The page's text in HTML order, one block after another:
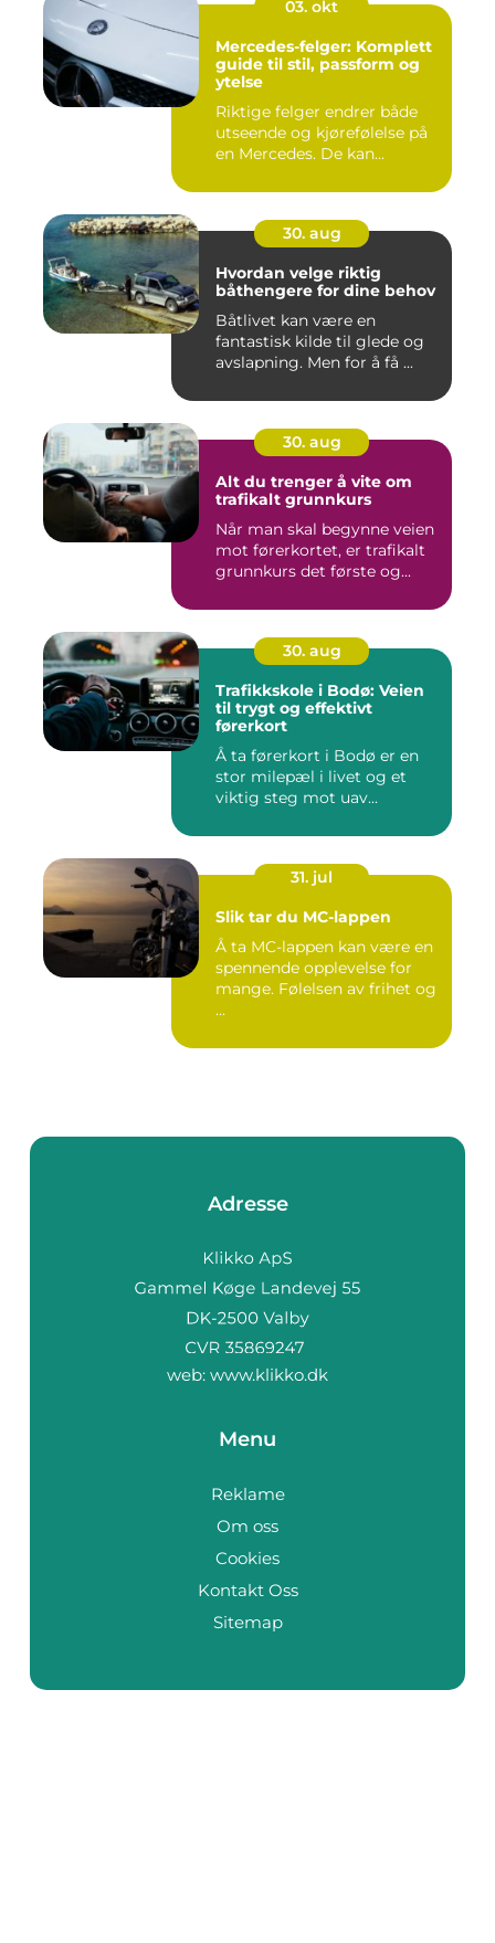
03. okt
Mercedes-felger: Komplett
guide til stil, passform og
ytelse
Riktige felger endrer både
utseende og kjørefølelse på
en Mercedes. De kan...
30. aug
Hvordan velge riktig
båthengere for dine behov
Båtlivet kan være en
fantastisk kilde til glede og
avslapning. Men for å få ...
30. aug
Alt du trenger å vite om
trafikalt grunnkurs
Når man skal begynne veien
mot førerkortet, er trafikalt
grunnkurs det første og...
30. aug
Trafikkskole i Bodø: Veien
til trygt og effektivt
førerkort
Å ta førerkort i Bodø er en
stor milepæl i livet og et
viktig steg mot uav...
31. jul
Slik tar du MC-lappen
Å ta MC-lappen kan være en
spennende opplevelse for
mange. Følelsen av frihet og
...
Adresse
web: www.klikko.dk
Menu
Reklame
Om oss
Cookies
Kontakt Oss
Sitemap